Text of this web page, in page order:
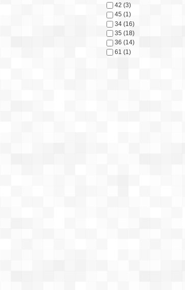
42 (3)
45 (1)
34 (16)
35 (18)
36 (14)
61 (1)